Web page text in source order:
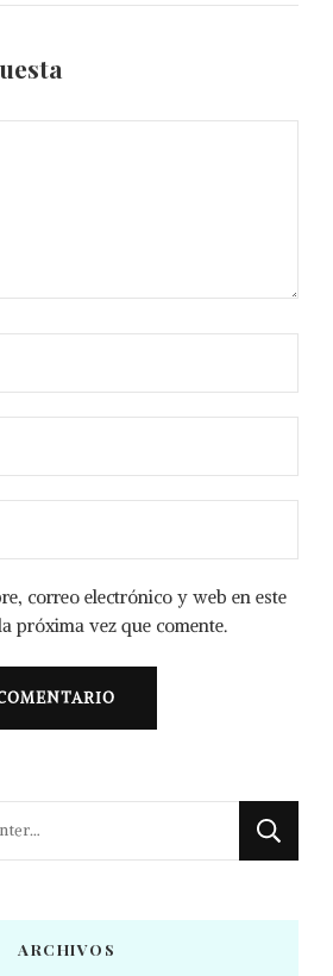
correo electrónico y web en este
próxima vez que comente.
ARCHIVOS